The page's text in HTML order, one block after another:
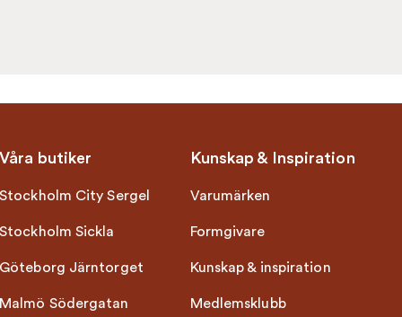
Våra butiker
Stockholm City Sergel
Stockholm Sickla
Göteborg Järntorget
Malmö Södergatan
Kunskap & Inspiration
Varumärken
Formgivare
Kunskap & inspiration
Medlemsklubb